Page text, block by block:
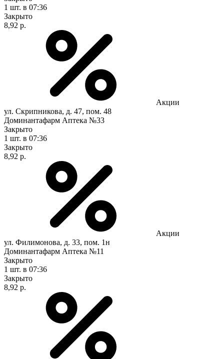
1 шт. в 07:36
Закрыто
8,92 р.
Акции
ул. Скрипникова, д. 47, пом. 48
Доминантафарм Аптека №33
Закрыто
1 шт. в 07:36
Закрыто
8,92 р.
Акции
ул. Филимонова, д. 33, пом. 1н
Доминантафарм Аптека №11
Закрыто
1 шт. в 07:36
Закрыто
8,92 р.